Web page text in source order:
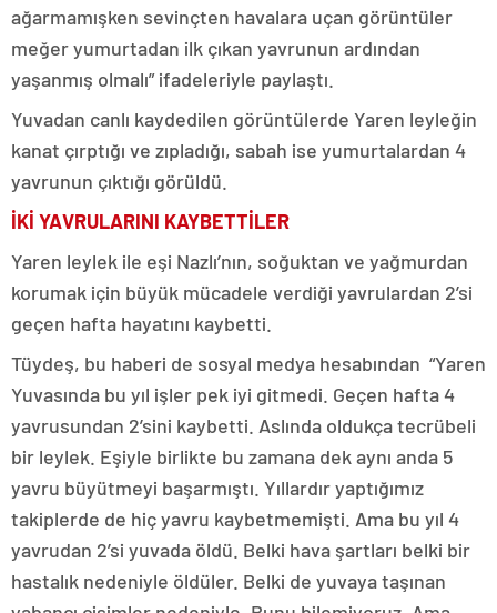
ağarmamışken sevinçten havalara uçan görüntüler
meğer yumurtadan ilk çıkan yavrunun ardından
yaşanmış olmalı” ifadeleriyle paylaştı.
Yuvadan canlı kaydedilen görüntülerde Yaren leyleğin
kanat çırptığı ve zıpladığı, sabah ise yumurtalardan 4
yavrunun çıktığı görüldü.
İKİ YAVRULARINI KAYBETTİLER
Yaren leylek ile eşi Nazlı’nın, soğuktan ve yağmurdan
korumak için büyük mücadele verdiği yavrulardan 2’si
geçen hafta hayatını kaybetti.
Tüydeş, bu haberi de sosyal medya hesabından “Yaren
Yuvasında bu yıl işler pek iyi gitmedi. Geçen hafta 4
yavrusundan 2’sini kaybetti. Aslında oldukça tecrübeli
bir leylek. Eşiyle birlikte bu zamana dek aynı anda 5
yavru büyütmeyi başarmıştı. Yıllardır yaptığımız
takiplerde de hiç yavru kaybetmemişti. Ama bu yıl 4
yavrudan 2’si yuvada öldü. Belki hava şartları belki bir
hastalık nedeniyle öldüler. Belki de yuvaya taşınan